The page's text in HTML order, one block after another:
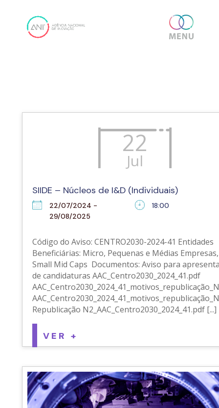
22
Jul
SIIDE – Núcleos de I&D (Individuais)
22/07/2024 -
29/08/2025
18:00
Código do Aviso: CENTRO2030-2024-41 Entidades
Beneficiárias: Micro, Pequenas e Médias Empresas,
Small Mid Caps Documentos: Aviso para
de candidaturas AAC_Centro2030_2024_41.pdf
Republicação N2_AAC_Centro2030_2024_41.pdf [...]
VER +